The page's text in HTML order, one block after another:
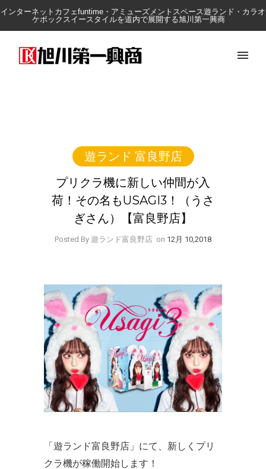
インターネットカフェfuntime・アミューズメントスペース遊ランド・カラオ
ケボックスイースタイルを道内で展開する旭川第一興商
遊ランド 富良野店
プリクラ機に新しい仲間が入
荷！その名もUSAGI3！（うさ
ぎさん）【富良野店】
Posted By 遊ランド富良野店 on 12月 10,2018
「遊ランド富良野店」にて、新しくプリ
クラ機が稼働開始します！